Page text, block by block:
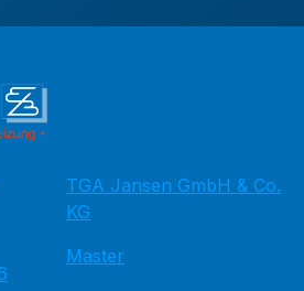
TGA Jansen GmbH & Co.
KG
Master